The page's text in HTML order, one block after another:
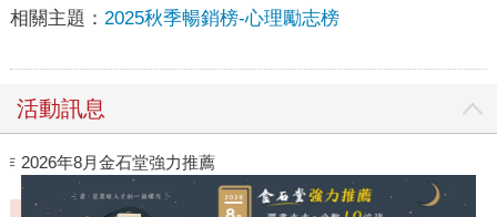
相關主題： 2025秋季暢銷榜-心理勵志榜
活動訊息
2026年8月金石堂強力推薦